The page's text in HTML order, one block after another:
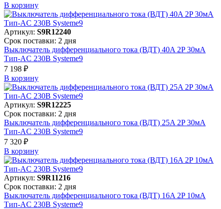
В корзинy
Артикул: S9R12240
Срок поставки: 2 дня
Выключатель дифференциального тока (ВДТ) 40A 2P 30мА
Тип-AC 230В Systeme9
7 198 ₽
В корзинy
Артикул: S9R12225
Срок поставки: 2 дня
Выключатель дифференциального тока (ВДТ) 25A 2P 30мА
Тип-AC 230В Systeme9
7 320 ₽
В корзинy
Артикул: S9R11216
Срок поставки: 2 дня
Выключатель дифференциального тока (ВДТ) 16A 2P 10мА
Тип-AC 230В Systeme9